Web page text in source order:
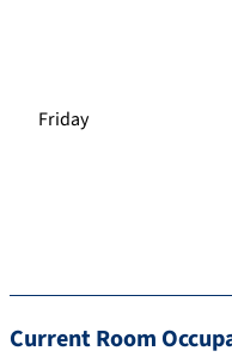
Friday
Current Room